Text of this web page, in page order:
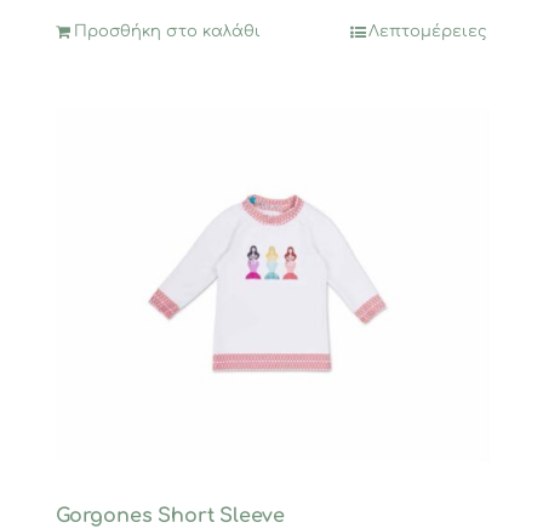
Προσθήκη στο καλάθι Λεπτομέρειες
Gorgones Short Sleeve